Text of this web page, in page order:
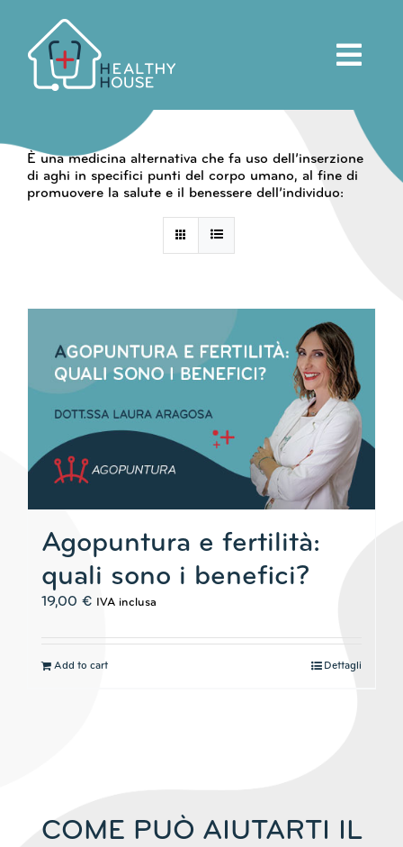
contenuto
È una medicina alternativa che fa uso dell’inserzione
di aghi in specifici punti del corpo umano, al fine di
promuovere la salute e il benessere dell’individuo:
Agopuntura e fertilità:
quali sono i benefici?
19,00 € IVA inclusa
Add to cart Dettagli
COME PUÒ AIUTARTI IL